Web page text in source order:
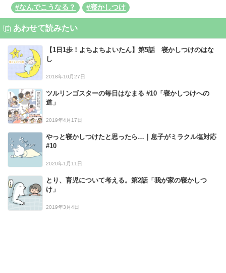
#なんでこうなる？
#寝かしつけ
あわせて読みたい
【1日1歩！よちよちよいたん】第5話 寝かしつけのはな
し
2018年10月27日
ツルリンゴスターの毎日はなまる #10「寝かしつけへの
道」
2019年4月17日
やっと寝かしつけたと思ったら…｜息子がミラクル塩対応
#10
2020年1月11日
とり、育児について考える。第2話「我が家の寝かしつ
け」
2019年3月4日